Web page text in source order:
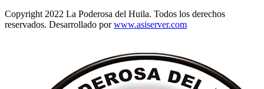
Copyright 2022 La Poderosa del Huila. Todos los derechos
reservados. Desarrollado porwww.asiserver.com